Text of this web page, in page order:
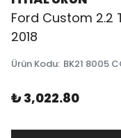
Ford Custom 2.2
2018
Ürün Kodu: BK21 8005
₺ 3,022.80